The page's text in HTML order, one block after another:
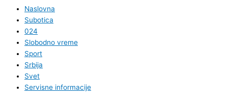
Naslovna
Subotica
024
Slobodno vreme
Sport
Srbija
Svet
Servisne informacije